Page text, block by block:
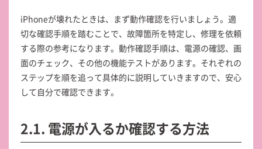
iPhoneが壊れたときは、まず動作確認を行いましょう。適
切な確認手順を踏むことで、故障箇所を特定し、修理を依頼
する際の参考になります。動作確認手順は、電源の確認、画
面のチェック、その他の機能テストがあります。それぞれの
ステップを順を追って具体的に説明していきますので、安心
して自分で確認できます。
2.1. 電源が入るか確認する方法